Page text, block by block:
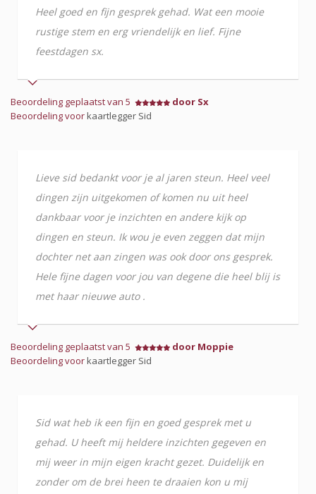
Heel goed en fijn gesprek gehad. Wat een mooie
rustige stem en erg vriendelijk en lief. Fijne
feestdagen sx.
Beoordeling geplaatst van 5
door Sx
Beoordeling voorkaartlegger Sid
Lieve sid bedankt voor je al jaren steun. Heel veel
dingen zijn uitgekomen of komen nu uit heel
dankbaar voor je inzichten en andere kijk op
dingen en steun. Ik wou je even zeggen dat mijn
dochter net aan zingen was ook door ons gesprek.
Hele fijne dagen voor jou van degene die heel blij is
met haar nieuwe auto .
Beoordeling geplaatst van 5
door Moppie
Beoordeling voorkaartlegger Sid
Sid wat heb ik een fijn en goed gesprek met u
gehad. U heeft mij heldere inzichten gegeven en
mij weer in mijn eigen kracht gezet. Duidelijk en
zonder om de brei heen te draaien kon u mij